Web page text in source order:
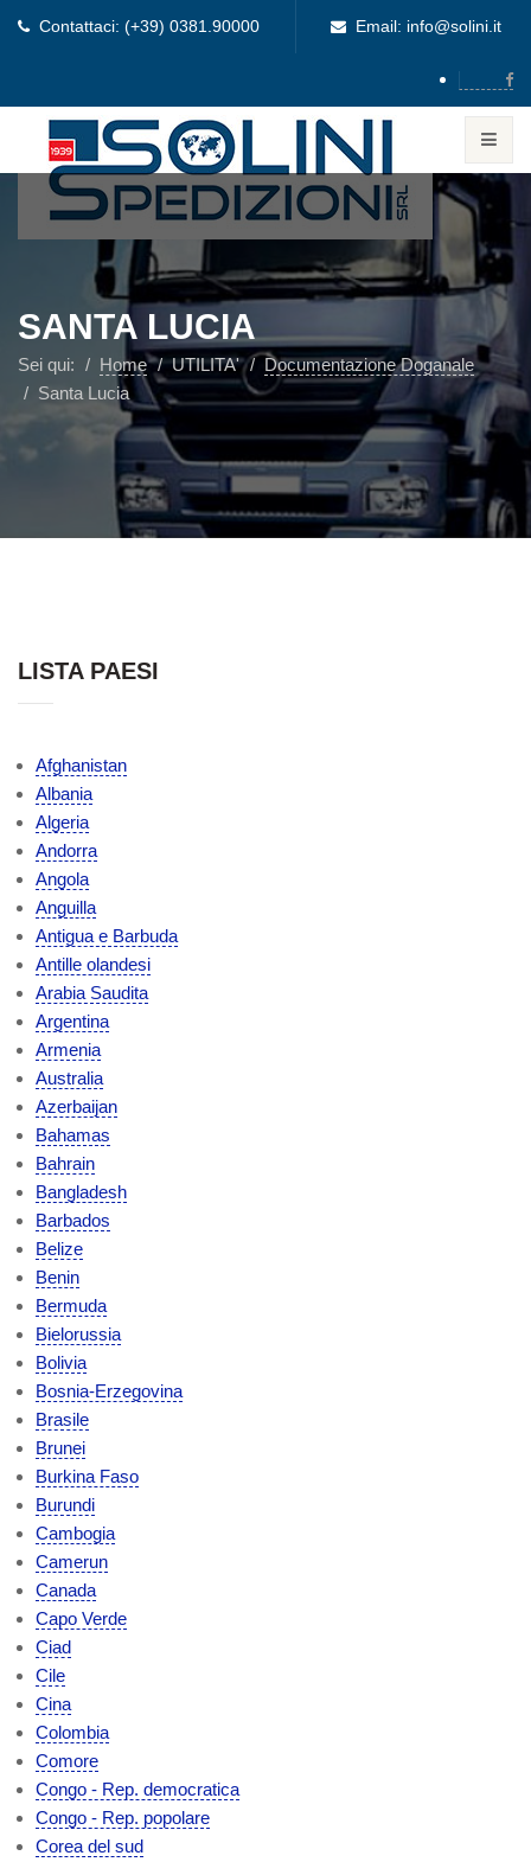
Contattaci: (+39) 0381.90000 Email: info@solini.it
SANTA LUCIA
Sei qui: Home UTILITA'
Documentazione Doganale
Santa Lucia
LISTA PAESI
Afghanistan
Albania
Algeria
Andorra
Angola
Anguilla
Antigua e Barbuda
Antille olandesi
Arabia Saudita
Argentina
Armenia
Australia
Azerbaijan
Bahamas
Bahrain
Bangladesh
Barbados
Belize
Benin
Bermuda
Bielorussia
Bolivia
Bosnia-Erzegovina
Brasile
Brunei
Burkina Faso
Burundi
Cambogia
Camerun
Canada
Capo Verde
Ciad
Cile
Cina
Colombia
Comore
Congo - Rep. democratica
Congo - Rep. popolare
Corea del sud